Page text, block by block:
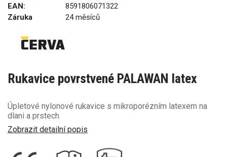
EAN:
8591806071322
Záruka
24 měsíců
Rukavice povrstvené PALAWAN latex
Úpletové nylonové rukavice s mikroporézním latexem na
dlani a prstech
Zobrazit detailní popis